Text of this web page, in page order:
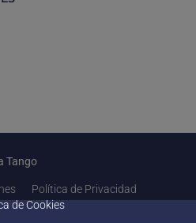
Tango
Política de Privacidad
de Cookies